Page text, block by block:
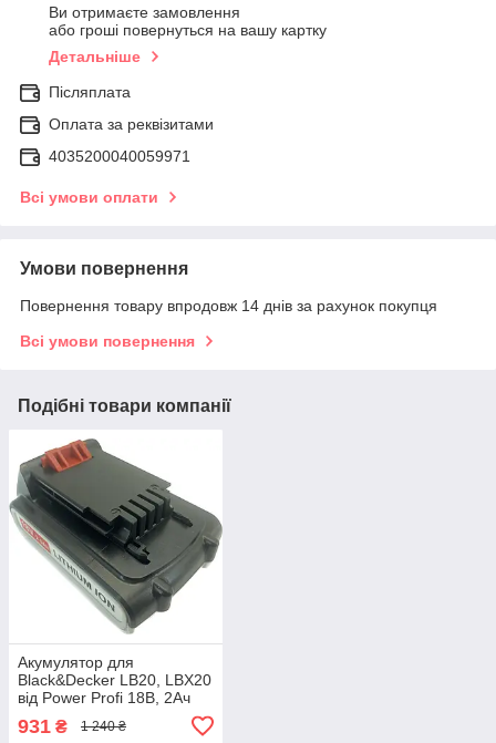
Ви отримаєте замовлення
або гроші повернуться на вашу картку
Детальніше
Післяплата
Оплата за реквізитами
4035200040059971
Всі умови оплати
Умови повернення
Повернення товару впродовж 14 днів за рахунок покупця
Всі умови повернення
Подібні товари компанії
Акумулятор для
Black&Decker LB20, LBX20
від Power Profi 18В, 2Ач
LB2X4020, SL186K,
931 ₴ 1 240 ₴